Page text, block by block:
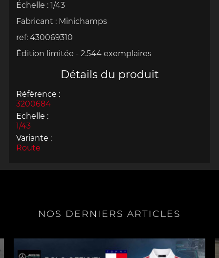
Échelle : 1/43
Fabricant : Minichamps
ref: 430069310
Édition limitée - 2.544 exemplaires
Détails du produit
Référence :
3200684
Echelle :
1/43
Variante :
Route
NOS DERNIERS ARTICLES